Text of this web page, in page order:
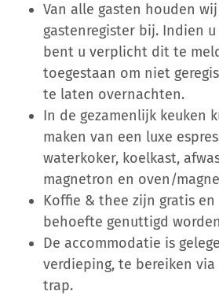
Van alle gasten houden
gastenregister bij. Indien
bent u verplicht dit te
toegestaan om niet
te laten overnachten.
In de gezamenlijk keuken
maken van een luxe
waterkoker, koelkast,
magnetron en oven/
Koffie & thee zijn gratis
behoefte genuttigd
De accommodatie is
verdieping, te bereiken
trap.